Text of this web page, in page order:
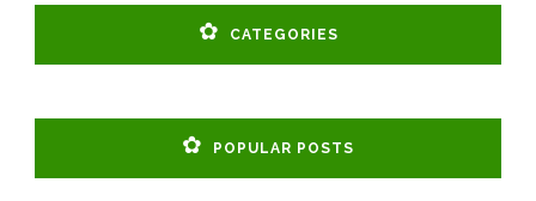
CATEGORIES
POPULAR POSTS